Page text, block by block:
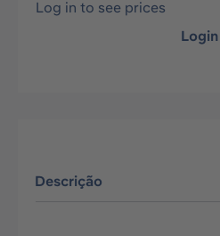
Log in to see prices
Login
Descrição